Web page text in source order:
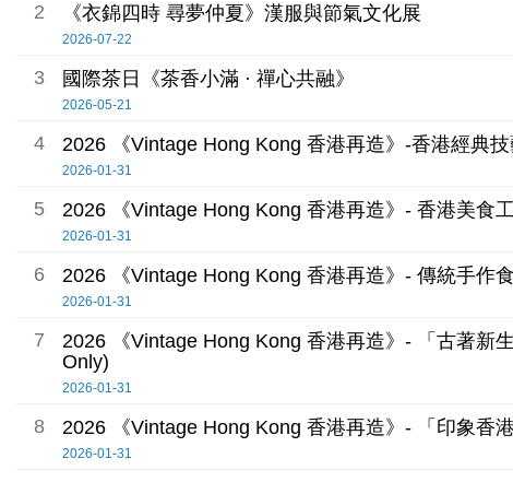
2 《衣錦四時 尋夢仲夏》漢服與節氣文化展
2026-07-22
3 國際茶日《茶香小滿 · 禪心共融》
2026-05-21
4 2026 《Vintage Hong Kong 香港再造》-香港經典
2026-01-31
5 2026 《Vintage Hong Kong 香港再造》- 香港美食
2026-01-31
6 2026 《Vintage Hong Kong 香港再造》- 傳統手作
2026-01-31
7
2026 《Vintage Hong Kong 香港再造》- 「古著新
Only)
2026-01-31
8 2026 《Vintage Hong Kong 香港再造》- 「印象香
2026-01-31